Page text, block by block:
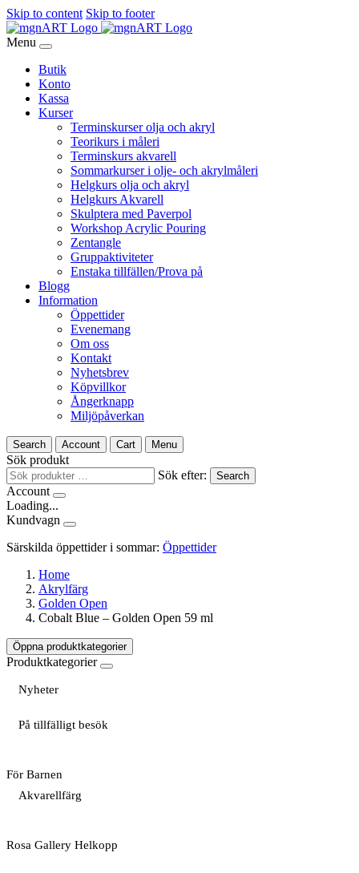
Skip to content Skip to footer
Menu
Butik
Konto
Kassa
Kurser
Terminskurser olja och akryl
Teorikurs i måleri
Terminskurs akvarell
Sommarkurser i olje- och akrylmåleri
Helgkurs olja och akryl
Helgkurs Akvarell
Skulptera med Paverpol
Workshop Acrylic Pouring
Zentangle
Gruppaktiviteter
Enstaka tillfällen/Prova på
Blogg
Information
Öppettider
Evenemang
Om oss
Kontakt
Nyhetsbrev
Köpvillkor
Ångerknapp
Miljöpåverkan
Search Account Cart Menu
Sök produkt
Sök efter:
Search
Account
Loading...
Kundvagn
Särskilda öppettider i sommar: Öppettider
Home
Akrylfärg
Golden Open
Cobalt Blue – Golden Open 59 ml
Öppna produktkategorier
Produktkategorier
Nyheter
På tillfälligt besök
För Barnen
Akvarellfärg
Rosa Gallery Helkopp